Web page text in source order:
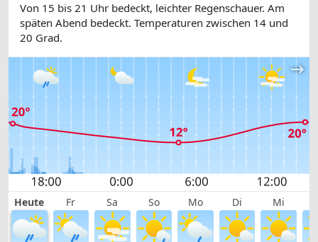
Von 15 bis 21 Uhr bedeckt, leichter Regenschauer. Am
späten Abend bedeckt. Temperaturen zwischen 14 und
20 Grad.
Heute Fr Sa So Mo Di Mi